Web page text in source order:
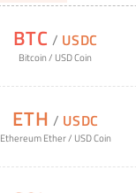
BTC / USDC
Bitcoin/ USD Coin
ETH / USDC
Ethereum Ether/ USD Coin